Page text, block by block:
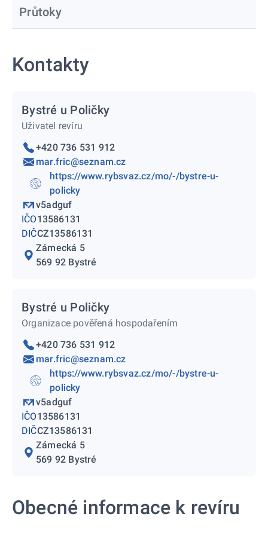
Průtoky
Kontakty
Bystré u Poličky
Uživatel revíru
+420 736 531 912
mar.fric@seznam.cz
https://www.rybsvaz.cz/mo/-/bystre-u-
policky
v5adguf
IČO13586131
DIČCZ13586131
Zámecká 5
569 92 Bystré
Bystré u Poličky
Organizace pověřená hospodařením
+420 736 531 912
mar.fric@seznam.cz
https://www.rybsvaz.cz/mo/-/bystre-u-
policky
v5adguf
IČO13586131
DIČCZ13586131
Zámecká 5
569 92 Bystré
Obecné informace k revíru